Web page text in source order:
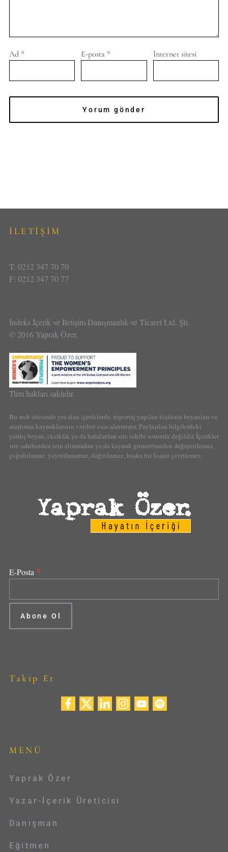
Ad * E-posta * İnternet sitesi
İLETİŞİM
T: 0212 347 70 70
F: 0212 347 70 77
İndeks İçerik ve İletişim Danışmanlık ve Ticaret Ltd. Şti.
© 2016 Yaprak Özer.
Tüm hakları saklıdır.
Bu web sitesinde yer alan içeriklerde, röportaj yapılan kişilerin beyanları ve
araştırma kaynaklarının verileri esas alınmıştır. Paylaşılan bilgilerdeki
yanlış beyan, eksiklik ya da hatalardan site sahibi sorumlu değildir. İçerikler
site sahibinden izin alınmadan ya da kaynak gösterilmeden değiştirilemez,
çoğaltılamaz, yayımlanamaz, dağıtılamaz, başka bir lisana çevrilemez.
E-Posta *
Takip Et
MENÜ
Yaprak Özer
Yazar-İçerik Üreticisi
Danışman
Eğitmen